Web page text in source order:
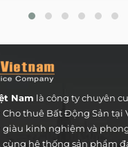
Nam là công ty chuyên
Cho thuê Bất Động Sản tại
giàu kinh nghiệm và
hệ thống sản phẩm